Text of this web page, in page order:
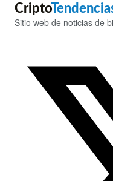
Cripto
Sitio web de noticias de